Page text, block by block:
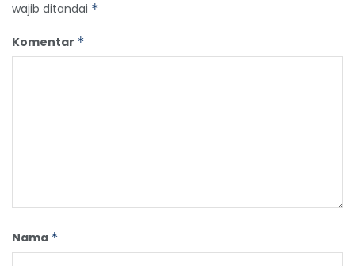
wajib ditandai *
Komentar *
Nama *